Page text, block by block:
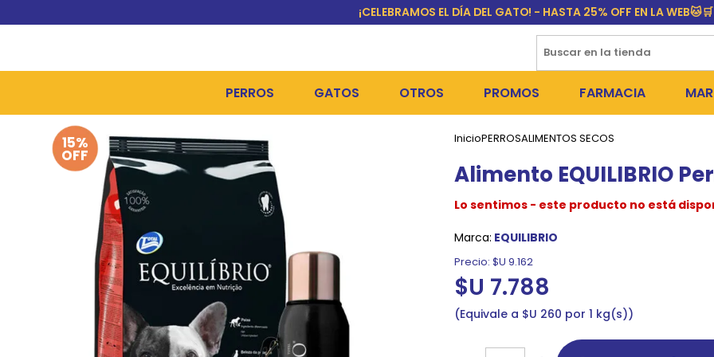
¡CELEBRAMOS EL DÍA DEL GATO! - HASTA 25% OFF EN LA WEB🐱🛒
PERROS
ALIMENTOS SECOS
ALIMENTOS HÚMEDOS Y SNACKS
HIGIENE, PELUQUERÍA Y COSMÉTICA
CAMAS Y CASETAS
BOLSOS Y TRANSPORTADORAS
BOLSAS PARA MATERIA
COLLARES, ARNESES Y CORREAS
GATOS
ALIMENTOS HÚMEDOS Y SNACKS
COMEDEROS Y BEBEDEROS
JUGUETES Y RASCADORES
OTROS PROMOS
PERROS
OUTLET
FARMACIA
PULGUICIDAS Y
COLLARES ISABELINOS
15%
OFF
InicioPERROSALIMENTOS SECOS
Alimento EQUILIBRIO
Lo sentimos - este producto no está
Marca: EQUILIBRIO
Precio: $U 9.162
$U 7.788
Equivale a $U 260 por 1 kg(s)